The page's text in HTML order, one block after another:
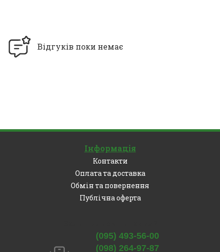
Відгуків поки немає
Інформація
Контакти
Оплата та доставка
Обмін та повернення
Публічна оферта
(095) 493-56-00
(098) 264-97-87